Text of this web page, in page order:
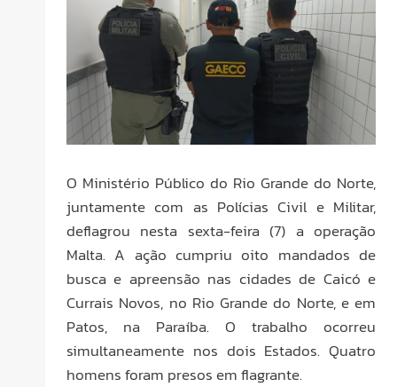
O Ministério Público do Rio Grande do Norte,
juntamente com as Polícias Civil e Militar,
deflagrou nesta sexta-feira (7) a operação
Malta. A ação cumpriu oito mandados de
busca e apreensão nas cidades de Caicó e
Currais Novos, no Rio Grande do Norte, e em
Patos, na Paraíba. O trabalho ocorreu
simultaneamente nos dois Estados. Quatro
homens foram presos em flagrante.